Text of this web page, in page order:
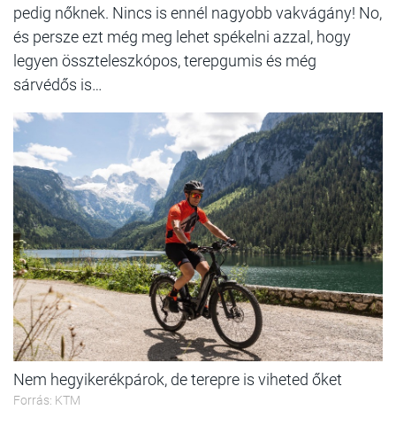
pedig nőknek. Nincs is ennél nagyobb vakvágány! No,
és persze ezt még meg lehet spékelni azzal, hogy
legyen összteleszkópos, terepgumis és még
sárvédős is…
Nem hegyikerékpárok, de terepre is viheted őket
Forrás: KTM